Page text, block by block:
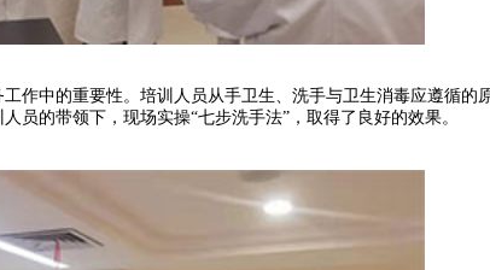
中的重要性。培训人员从手卫生、洗手与卫生消毒应遵循的
员的带领下，现场实操“七步洗手法”，取得了良好的效果。